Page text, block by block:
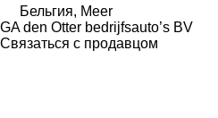
Бельгия, Meer
GA den Otter bedrijfsauto’s BV
Связаться с продавцом